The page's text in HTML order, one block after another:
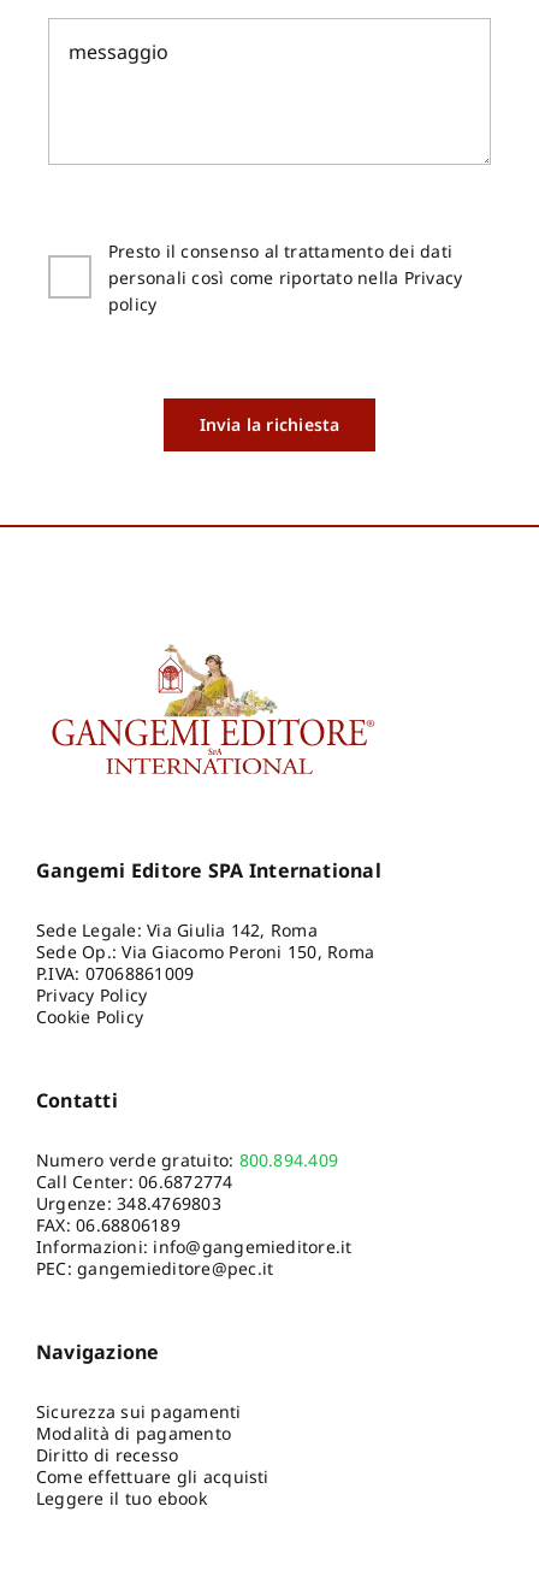
Presto il consenso al trattamento dei dati
personali così come riportato nella Privacy
policy
Invia la richiesta
Gangemi Editore SPA International
Sede Legale: Via Giulia 142, Roma
Sede Op.: Via Giacomo Peroni 150, Roma
P.IVA: 07068861009
Privacy Policy
Cookie Policy
Contatti
Numero verde gratuito: 800.894.409
Call Center:06.6872774
Urgenze:348.4769803
FAX: 06.68806189
Informazioni: info@gangemieditore.it
PEC: gangemieditore@pec.it
Navigazione
Sicurezza sui pagamenti
Modalità di pagamento
Diritto di recesso
Come effettuare gli acquisti
Leggere il tuo ebook